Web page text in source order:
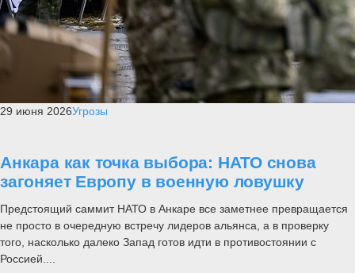
29 июня 2026Угрозы
Анкара как точка выбора: НАТО снова
загоняет Европу в военную ловушку
Предстоящий саммит НАТО в Анкаре все заметнее превращается
не просто в очередную встречу лидеров альянса, а в проверку
того, насколько далеко Запад готов идти в противостоянии с
Россией....